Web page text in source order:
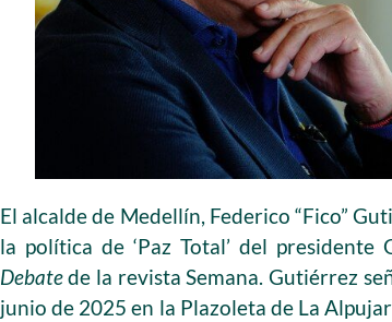
El alcalde de Medellín, Federico “Fico”
la política de ‘Paz Total’ del
Debatede la revista Semana. Gutiérrez
junio de 2025 en la Plazoleta de La